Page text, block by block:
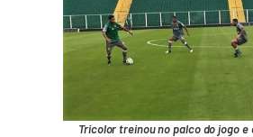
Tricolor treinou no palco do jogo